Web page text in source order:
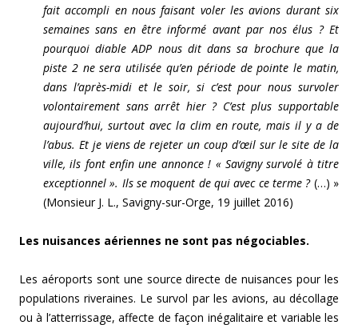
fait accompli en nous faisant voler les avions durant six
semaines sans en être informé avant par nos élus ? Et
pourquoi diable ADP nous dit dans sa brochure que la
piste 2 ne sera utilisée qu’en période de pointe le matin,
dans l’après-midi et le soir, si c’est pour nous survoler
volontairement sans arrêt hier ? C’est plus supportable
aujourd’hui, surtout avec la clim en route, mais il y a de
l’abus. Et je viens de rejeter un coup d’œil sur le site de la
ville, ils font enfin une annonce ! « Savigny survolé à titre
exceptionnel ». Ils se moquent de qui avec ce terme ?(…) »
(Monsieur J. L., Savigny-sur-Orge, 19 juillet 2016)
Les nuisances aériennes ne sont pas négociables.
Les aéroports sont une source directe de nuisances pour les
populations riveraines. Le survol par les avions, au décollage
ou à l’atterrissage, affecte de façon inégalitaire et variable les